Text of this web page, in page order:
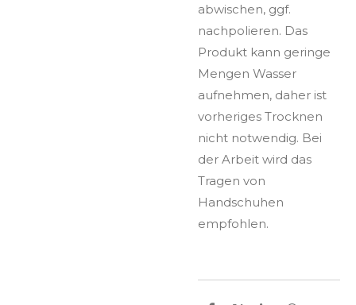
abwischen, ggf.
nachpolieren. Das
Produkt kann geringe
Mengen Wasser
aufnehmen, daher ist
vorheriges Trocknen
nicht notwendig. Bei
der Arbeit wird das
Tragen von
Handschuhen
empfohlen.